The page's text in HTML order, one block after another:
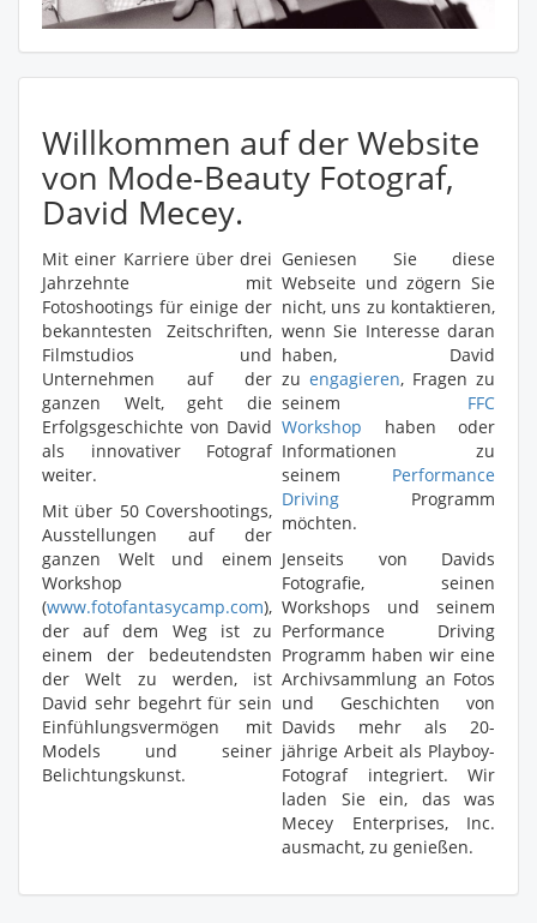
Willkommen auf der Website
von Mode-Beauty Fotograf,
David Mecey.
Mit einer Karriere über drei
Jahrzehnte mit
Fotoshootings für einige der
bekanntesten Zeitschriften,
Filmstudios und
Unternehmen auf der
ganzen Welt, geht die
Erfolgsgeschichte von David
als innovativer Fotograf
weiter.
Mit über 50 Covershootings,
Ausstellungen auf der
ganzen Welt und einem
Workshop
(www.fotofantasycamp.com),
der auf dem Weg ist zu
einem der bedeutendsten
der Welt zu werden, ist
David sehr begehrt für sein
Einfühlungsvermögen mit
Models und seiner
Belichtungskunst.
Geniesen Sie diese
Webseite und zögern Sie
nicht, uns zu kontaktieren,
wenn Sie Interesse daran
haben, David
zu engagieren, Fragen zu
seinem FFC
Workshop haben oder
Informationen zu
seinem Performance
Driving Programm
möchten.
Jenseits von Davids
Fotografie, seinen
Workshops und seinem
Performance Driving
Programm haben wir eine
Archivsammlung an Fotos
und Geschichten von
Davids mehr als 20-
jährige Arbeit als Playboy-
Fotograf integriert. Wir
laden Sie ein, das was
Mecey Enterprises, Inc.
ausmacht, zu genießen.